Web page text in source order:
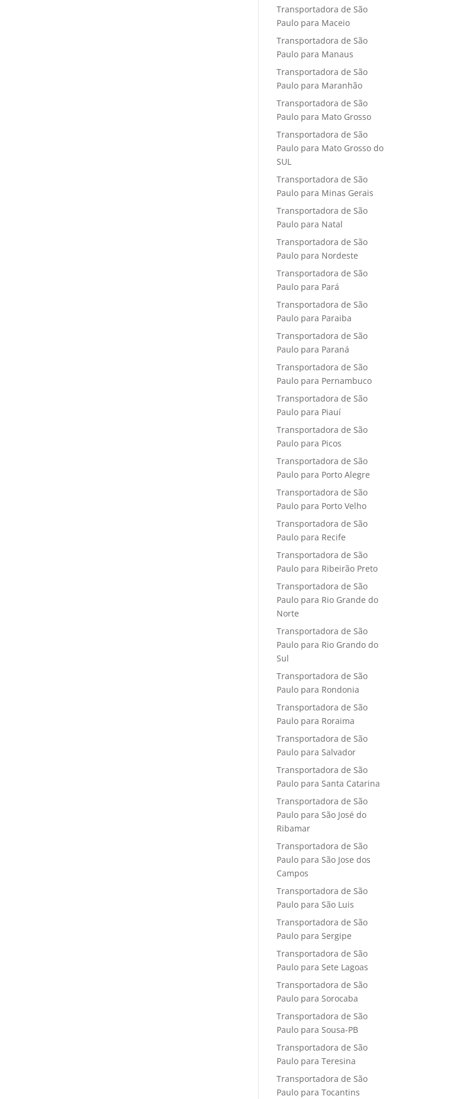
Transportadora de São
Paulo para Maceio
Transportadora de São
Paulo para Manaus
Transportadora de São
Paulo para Maranhão
Transportadora de São
Paulo para Mato Grosso
Transportadora de São
Paulo para Mato Grosso do
SUL
Transportadora de São
Paulo para Minas Gerais
Transportadora de São
Paulo para Natal
Transportadora de São
Paulo para Nordeste
Transportadora de São
Paulo para Pará
Transportadora de São
Paulo para Paraiba
Transportadora de São
Paulo para Paraná
Transportadora de São
Paulo para Pernambuco
Transportadora de São
Paulo para Piauí
Transportadora de São
Paulo para Picos
Transportadora de São
Paulo para Porto Alegre
Transportadora de São
Paulo para Porto Velho
Transportadora de São
Paulo para Recife
Transportadora de São
Paulo para Ribeirão Preto
Transportadora de São
Paulo para Rio Grande do
Norte
Transportadora de São
Paulo para Rio Grando do
Sul
Transportadora de São
Paulo para Rondonia
Transportadora de São
Paulo para Roraima
Transportadora de São
Paulo para Salvador
Transportadora de São
Paulo para Santa Catarina
Transportadora de São
Paulo para São José do
Ribamar
Transportadora de São
Paulo para São Jose dos
Campos
Transportadora de São
Paulo para São Luis
Transportadora de São
Paulo para Sergipe
Transportadora de São
Paulo para Sete Lagoas
Transportadora de São
Paulo para Sorocaba
Transportadora de São
Paulo para Sousa-PB
Transportadora de São
Paulo para Teresina
Transportadora de São
Paulo para Tocantins